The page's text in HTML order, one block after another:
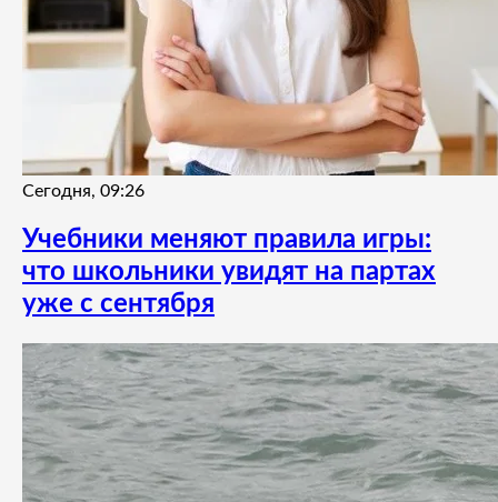
Сегодня, 09:26
Учебники меняют правила игры:
что школьники увидят на партах
уже с сентября